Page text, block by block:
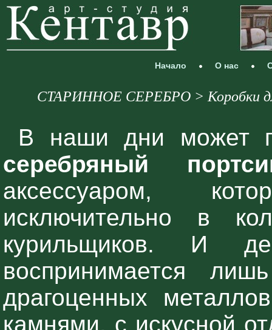
Начало О нас
СТАРИННОЕ СЕРЕБРО > Коробки
В наши дни может
серебряный
аксессуаром,
исключительно в
курильщиков. И
воспринимается
драгоценных
камнями, с искусной